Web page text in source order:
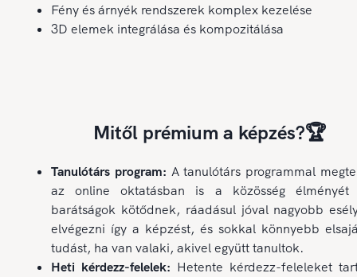
Fény és árnyék rendszerek komplex kezelése
3D elemek integrálása és kompozitálása
Mitől prémium a képzés?🏆
Tanulótárs program: A tanulótárs programmal
az online oktatásban is a közösség
barátságok kötődnek, ráadásul jóval nagyobb
elvégezni így a képzést, és sokkal könnyebb
tudást, ha van valaki, akivel együtt tanultok.
Heti kérdezz-felelek: Hetente kérdezz-feleleket